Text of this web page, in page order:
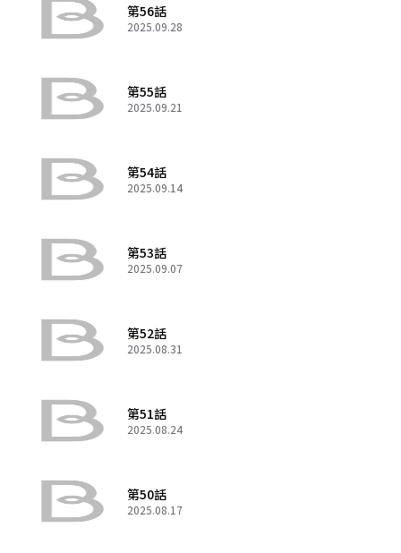
第56話
2025.09.28
第55話
2025.09.21
第54話
2025.09.14
第53話
2025.09.07
第52話
2025.08.31
第51話
2025.08.24
第50話
2025.08.17